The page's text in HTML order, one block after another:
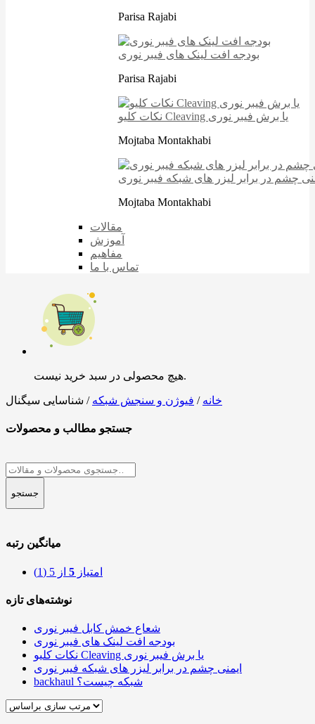
Parisa Rajabi
بودجه افت لینک های فیبر نوری
Parisa Rajabi
نکات کلیو Cleaving یا برش فیبر نوری
Mojtaba Montakhabi
چشم در برابر لیزر های شبکه فیبر نوری
Mojtaba Montakhabi
مقالات
آموزش
مفاهیم
تماس با ما
هیچ محصولی در سبد خرید نیست.
خانه / فیوژن و سنجش شبکه / شناسایی سیگنال
جستجو مطالب و محصولات
برای:
جستجو
میانگین رتبه
امتیاز 5 از 5 (1)
نوشته‌های تازه
شعاع خمش کابل فیبر نوری
بودجه افت لینک های فیبر نوری
نکات کلیو Cleaving یا برش فیبر نوری
ایمنی چشم در برابر لیزر های شبکه فیبر نوری
backhaul شبکه چیست؟